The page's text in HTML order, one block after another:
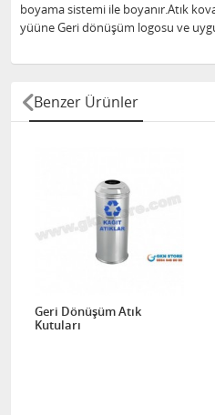
boyama sistemi ile boyanır.Atık
yüüne Geri dönüşüm logosu ve
Benzer Ürünler
Geri Dönüşüm Atık
Kutuları